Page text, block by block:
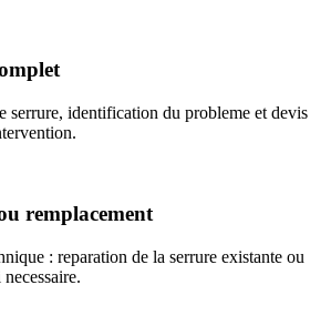
serrure, identification du probleme et devis
remplacement
: reparation de la serrure existante ou